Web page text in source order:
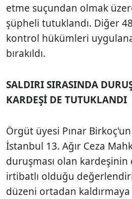
etme suçundan olmak
şüpheli tutuklandı. Diğer
kontrol hükümleri
bırakıldı.
SALDIRI SIRASINDA
KARDEŞİ DE TUTUKLANDI
Örgüt üyesi Pınar
İstanbul 13. Ağır Ceza
duruşması olan kardeşinin
irtibatlı olduğu
düzeni ortadan